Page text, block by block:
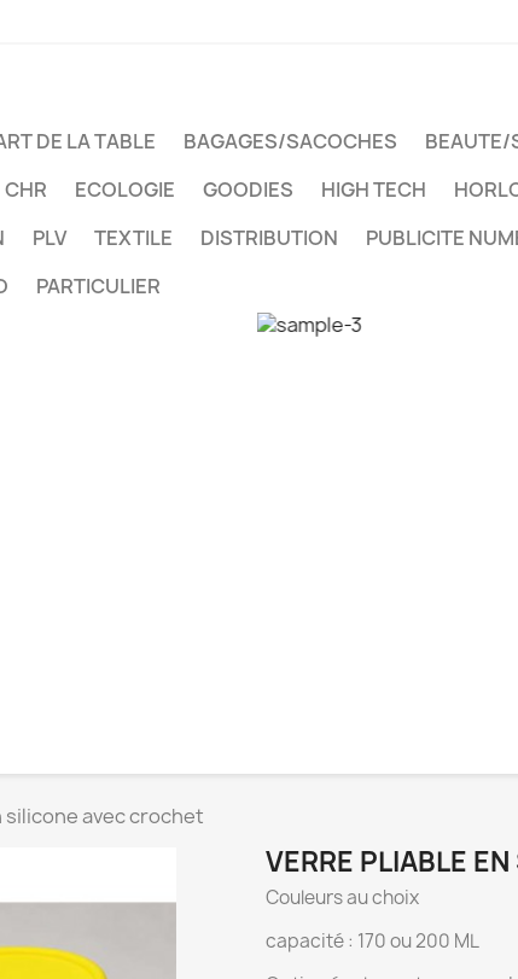
DE LA TABLE BAGAGES/SACOCHES BEAUTE/
CHR ECOLOGIE GOODIES HIGH TECH
PLV TEXTILE DISTRIBUTION PUBLICITE
PARTICULIER
silicone avec crochet
VERRE PLIABLE
Couleurs au choix
capacité : 170 ou 200 ML